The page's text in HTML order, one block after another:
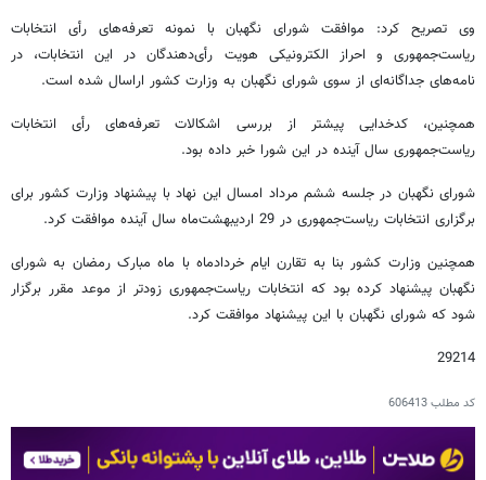
وی تصریح کرد: موافقت شورای نگهبان با نمونه‌ تعرفه‌های رأی انتخابات
ریاست‌جمهوری و احراز الکترونیکی هویت رأی‌دهندگان در این انتخابات، در
نامه‌های جداگانه‌ای از سوی شورای نگهبان به وزارت کشور اراسال شده است.
همچنین، کدخدایی پیشتر از بررسی اشکالات تعرفه‌های رأی انتخابات
ریاست‌جمهوری سال آینده در این شورا خبر داده بود.
شورای نگهبان در جلسه ششم مرداد امسال این نهاد با پیشنهاد وزارت کشور برای
برگزاری انتخابات ریاست‌جمهوری در 29 اردیبهشت‌‌ماه سال آینده موافقت کرد.
همچنین وزارت کشور بنا به تقارن ایام خردادماه با ماه مبارک رمضان به شورای
نگهبان پیشنهاد کرده بود که انتخابات ریاست‌جمهوری زودتر از موعد مقرر برگزار
شود که شورای نگهبان با این پیشنهاد موافقت کرد.
29214
کد مطلب606413